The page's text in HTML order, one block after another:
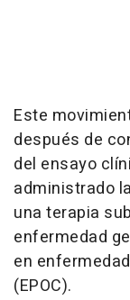
Este
después de
del ensayo
administrado
una terapia
enfermedad
en
(EPOC).